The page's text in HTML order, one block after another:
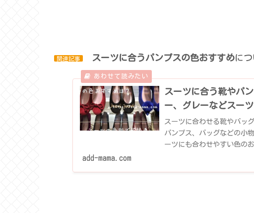
関連記事 スーツに合うパンプスの色おすすめに
スーツに合う靴やパ
ー、グレーなどスー
スーツに合わせる靴やバッ
パンプス、バッグなどの小
ーツにも合わせやすい色の
add-mama.com